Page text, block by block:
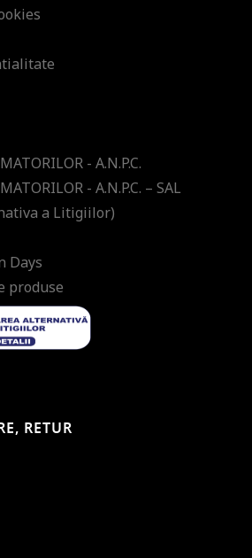
- A.N.P.C.
- A.N.P.C. – SAL
a Litigiilor)
Days
produse
RETUR